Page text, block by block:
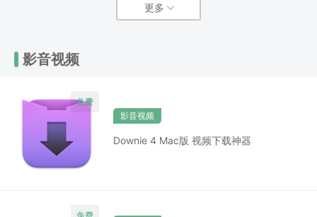
更多
影音视频
影音视频
Downie 4 Mac版 视频下载神器